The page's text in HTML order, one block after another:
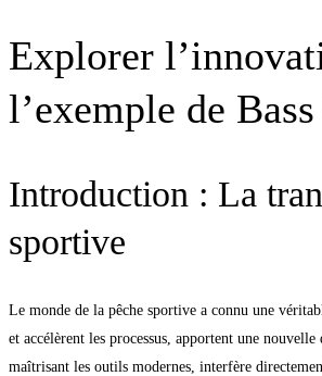
dans
le
de
pêche
sportive
:
Explorer
l’exemple de
Introduction : La
sportive
Le monde de la pêche sportive a connu une
et accélèrent les processus, apportent une
maîtrisant les outils modernes, interfère